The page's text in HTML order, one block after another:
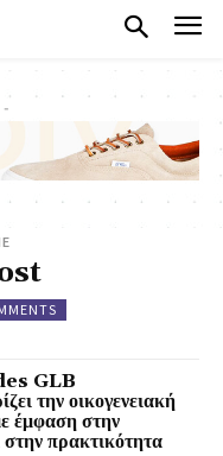
-
GLB
την οικογενειακή
έμφαση στην
στην πρακτικότητα